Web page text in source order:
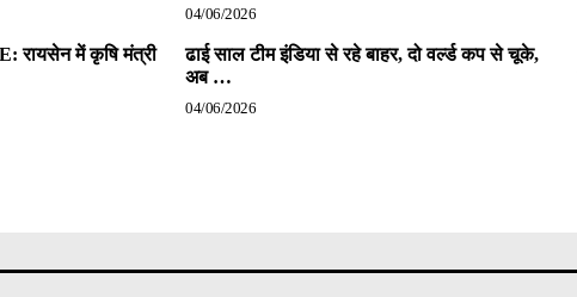
04/06/2026
रायसेन में कृषि मंत्री
ढाई साल टीम इंडिया से रहे बाहर, दो वर्ल्ड कप से चूके,
अब …
04/06/2026